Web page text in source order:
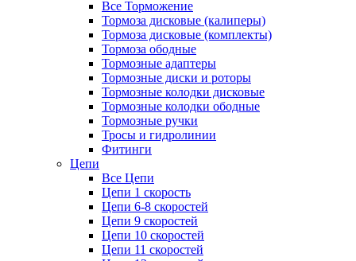
Все Торможение
Тормоза дисковые (калиперы)
Тормоза дисковые (комплекты)
Тормоза ободные
Тормозные адаптеры
Тормозные диски и роторы
Тормозные колодки дисковые
Тормозные колодки ободные
Тормозные ручки
Тросы и гидролинии
Фитинги
Цепи
Все Цепи
Цепи 1 скорость
Цепи 6-8 скоростей
Цепи 9 скоростей
Цепи 10 скоростей
Цепи 11 скоростей